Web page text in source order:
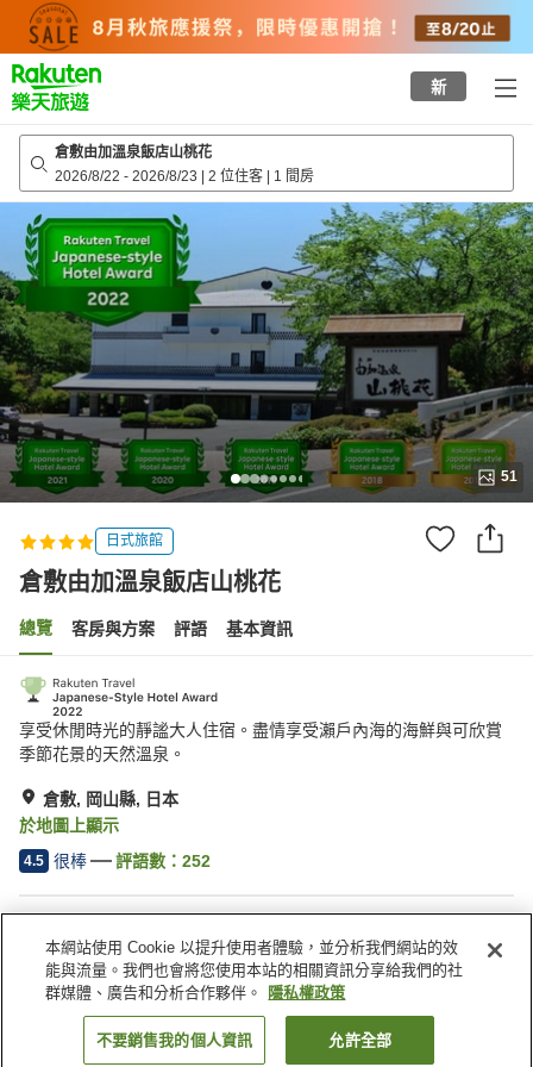
top
page
新
倉敷由加溫泉飯店山桃花
2026/8/22 - 2026/8/23 | 2 位住客 | 1 間房
51
日式旅館
倉敷由加溫泉飯店山桃花
總覽 客房與方案 評語 基本資訊
享受休閒時光的靜謐大人住宿。盡情享受瀨戶內海的海鮮與可欣賞
季節花景的天然溫泉。
倉敷, 岡山縣, 日本
於地圖上顯示
4.5 很棒 評語數： 252
停車場
Spa／美容沙龍
餐廳
私人餐廳
日本 岡山縣 倉敷 倉敷由加溫泉飯店山桃花
找客房
本網站使用 Cookie 以提升使用者體驗，並分析我們網站的效
能與流量。我們也會將您使用本站的相關資訊分享給我們的社
群媒體、廣告和分析合作夥伴。
隱私權政策
不要銷售我的個人資訊 允許全部